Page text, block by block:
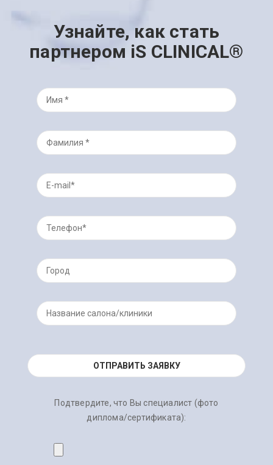
Узнайте, как стать
партнером iS CLINICAL®
Подтвердите, что Вы специалист (фото
диплома/сертификата):